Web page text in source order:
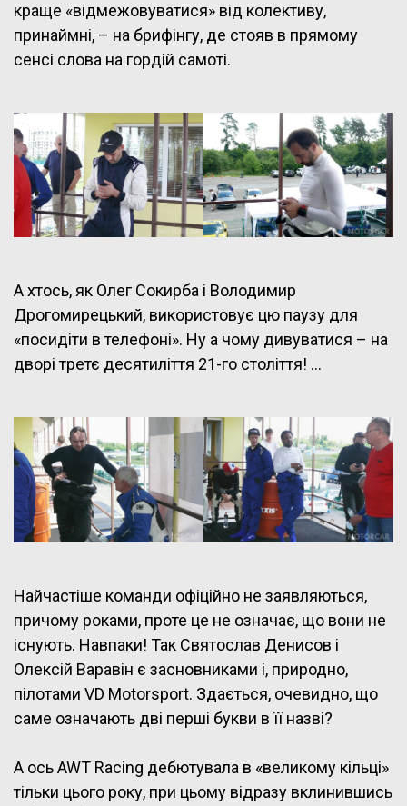
краще «відмежовуватися» від колективу,
принаймні, – на брифінгу, де стояв в прямому
сенсі слова на гордій самоті.
А хтось, як Олег Сокирба і Володимир
Дрогомирецький, використовує цю паузу для
«посидіти в телефоні». Ну а чому дивуватися – на
дворі третє десятиліття 21-го століття! …
Найчастіше команди офіційно не заявляються,
причому роками, проте це не означає, що вони не
існують. Навпаки! Так Святослав Денисов і
Олексій Варавін є засновниками і, природно,
пілотами VD Motorsport. Здається, очевидно, що
саме означають дві перші букви в її назві?
А ось AWT Racing дебютувала в «великому кільці»
тільки цього року, при цьому відразу вклинившись